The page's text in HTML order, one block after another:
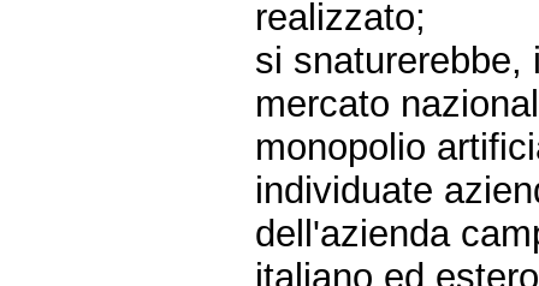
realizzato;
si snaturerebbe,
mercato
monopolio
individuate
dell'azienda
italiano ed